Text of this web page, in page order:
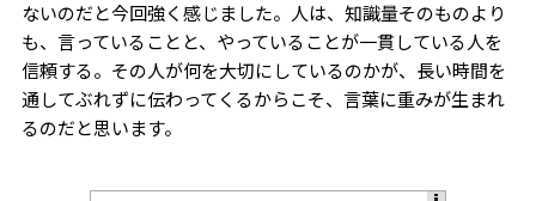
ないのだと今回強く感じました。人は、知識量そのものより
も、言っていることと、やっていることが一貫している人を
信頼する。その人が何を大切にしているのかが、長い時間を
通してぶれずに伝わってくるからこそ、言葉に重みが生まれ
るのだと思います。